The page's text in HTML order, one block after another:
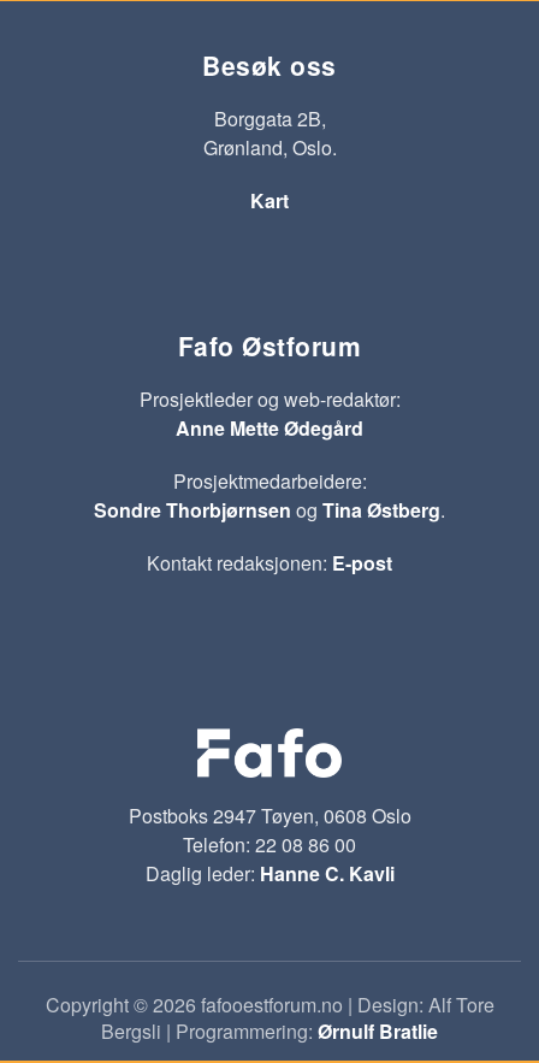
Besøk oss
Borggata 2B,
Grønland, Oslo.
Kart
Fafo Østforum
Prosjektleder og web-redaktør:
Anne Mette Ødegård
Prosjektmedarbeidere:
Sondre Thorbjørnsen og Tina Østberg.
Kontakt redaksjonen: E-post
Postboks 2947 Tøyen, 0608 Oslo
Telefon: 22 08 86 00
Daglig leder: Hanne C. Kavli
Copyright © 2026 fafooestforum.no | Design: Alf Tore
Bergsli | Programmering: Ørnulf Bratlie